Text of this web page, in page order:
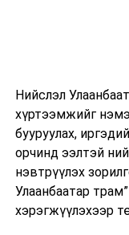
байна
УНШСАН: 1464
ДАРААХ МЭДЭЭ
Германы
халдлагыг
ӨМНӨХ МЭДЭЭ
Нийслэл
хүртээмжийг
бууруулах,
орчинд ээлтэй
нэвтрүүлэх
Улаанбаатар
хэрэгжүүлэхээр